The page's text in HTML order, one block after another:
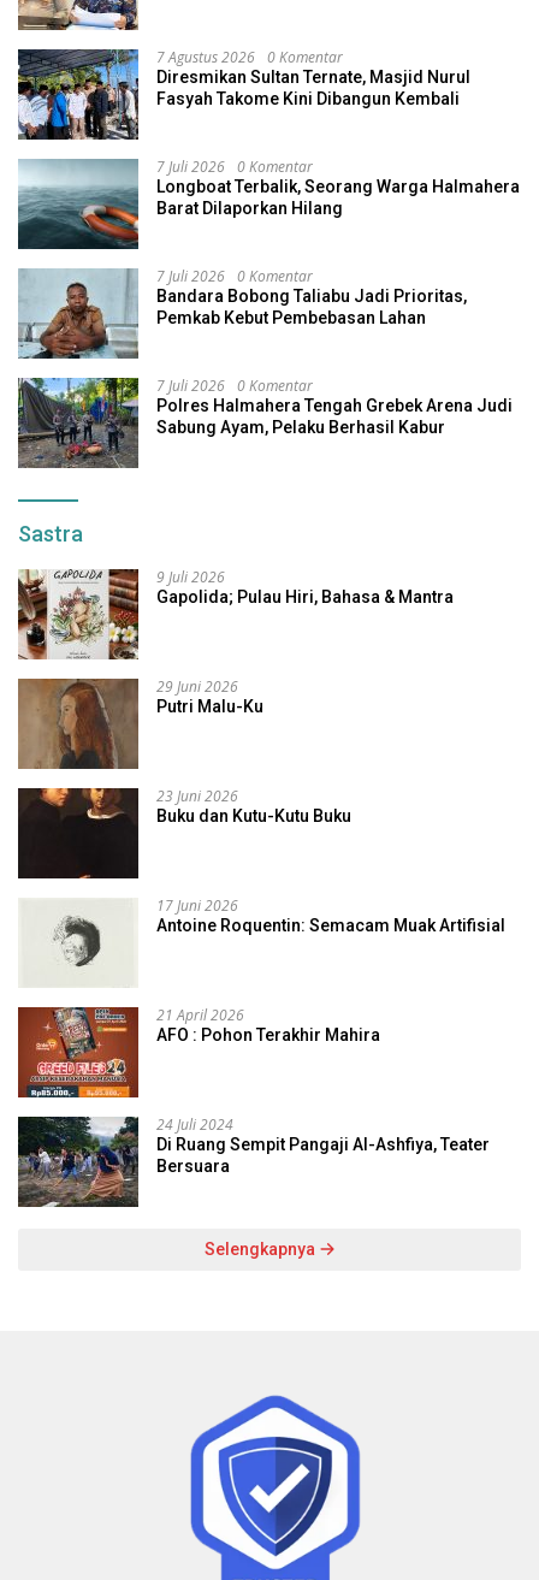
7 Agustus 2026 0 Komentar
Diresmikan Sultan Ternate, Masjid Nurul
Fasyah Takome Kini Dibangun Kembali
7 Juli 2026 0 Komentar
Longboat Terbalik, Seorang Warga Halmahera
Barat Dilaporkan Hilang
7 Juli 2026 0 Komentar
Bandara Bobong Taliabu Jadi Prioritas,
Pemkab Kebut Pembebasan Lahan
7 Juli 2026 0 Komentar
Polres Halmahera Tengah Grebek Arena Judi
Sabung Ayam, Pelaku Berhasil Kabur
Sastra
9 Juli 2026
Gapolida; Pulau Hiri, Bahasa & Mantra
29 Juni 2026
Putri Malu-Ku
23 Juni 2026
Buku dan Kutu-Kutu Buku
17 Juni 2026
Antoine Roquentin: Semacam Muak Artifisial
21 April 2026
AFO : Pohon Terakhir Mahira
24 Juli 2024
Di Ruang Sempit Pangaji Al-Ashfiya, Teater
Bersuara
Selengkapnya